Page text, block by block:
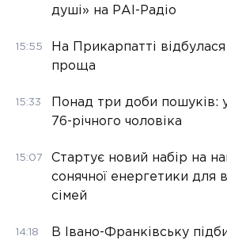
душі» на РАІ-Радіо
15:55
На Прикарпатті
проща
15:33
Понад три доби пошуків:
76-річного чоловіка
15:07
Стартує новий набір на
сонячної енергетики для
сімей
14:18
В Івано-Франківську